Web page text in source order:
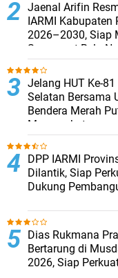
Jaenal Arifin
IARMI Kabupaten
2026–2030, Siap
Semangat Bela
Jelang HUT Ke-
Selatan Bersama
Bendera Merah
Masyarakat
DPP IARMI
Dilantik, Siap
Dukung
Dias Rukmana
Bertarung di
2026, Siap